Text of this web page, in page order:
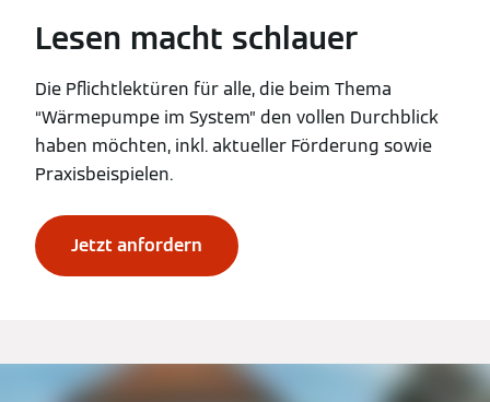
Lesen macht schlauer
Die Pflichtlektüren für alle, die beim Thema
“Wärmepumpe im System” den vollen Durchblick
haben möchten, inkl. aktueller Förderung sowie
Praxisbeispielen.
Jetzt anfordern